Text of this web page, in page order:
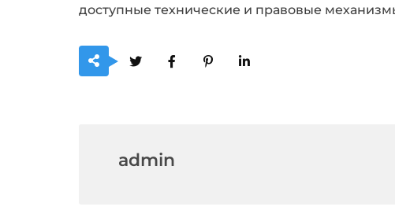
доступные технические и правовые
admin